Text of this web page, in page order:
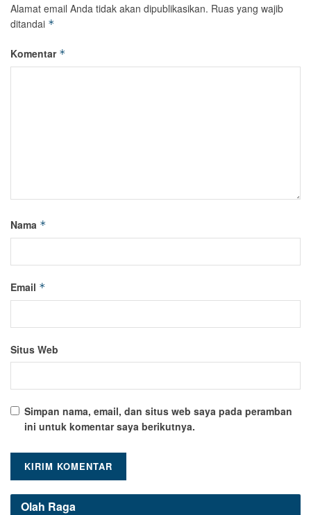
Alamat email Anda tidak akan dipublikasikan. Ruas yang wajib
ditandai *
Komentar *
Nama *
Email *
Situs Web
Simpan nama, email, dan situs web saya pada peramban
ini untuk komentar saya berikutnya.
Olah Raga